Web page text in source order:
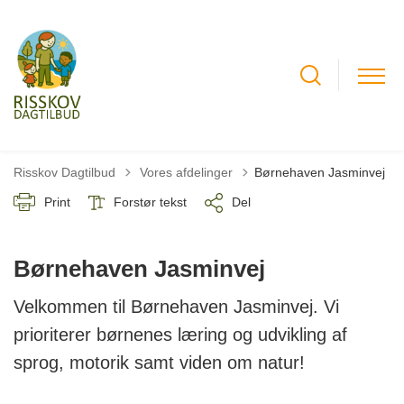
Risskov Dagtilbud Tilbage til
Vores afdelinger Børnehaven Jasminvej
Print Forstør tekst Del
Børnehaven Jasminvej
Velkommen til Børnehaven Jasminvej. Vi
prioriterer børnenes læring og udvikling af
sprog, motorik samt viden om natur!